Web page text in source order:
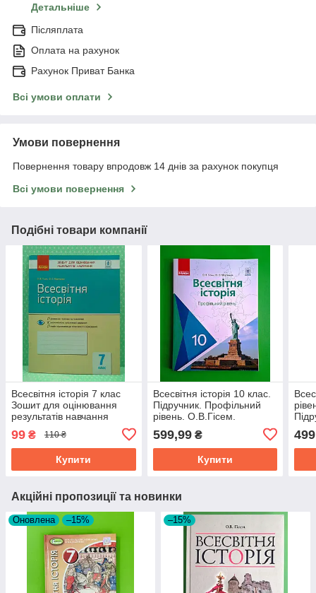
Детальніше
Післяплата
Оплата на рахунок
Рахунок Приват Банка
Всі умови оплати
Умови повернення
Повернення товару впродовж 14 днів за рахунок покупця
Всі умови повернення
Подібні товари компанії
Всесвітня історія 7 клас
Зошит для оцінювання
результатів навчання
99 ₴ 110 ₴
Купити
Всесвітня історія 10 клас.
Підручник. Профільний
рівень. О.В.Гісем.
599,99₴
Купити
Акційні пропозиції та новинки
Оновлена –15% –15%